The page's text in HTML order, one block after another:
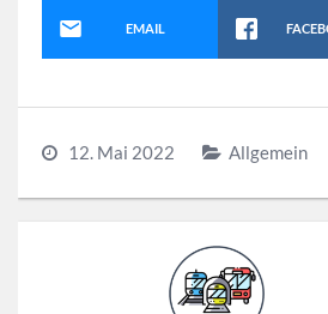
EMAIL
12. Mai 2022 Allgemein